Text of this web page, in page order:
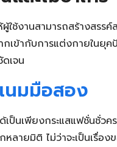
ใช้งานสามารถสร้างสรร
กเข้ากับการแต่งกายในยุ
เจน
นมมือสอง
เป็นเพียงกระแสแฟชั่นชั่ว
ลายมิติ ไม่ว่าจะเป็นเรื่